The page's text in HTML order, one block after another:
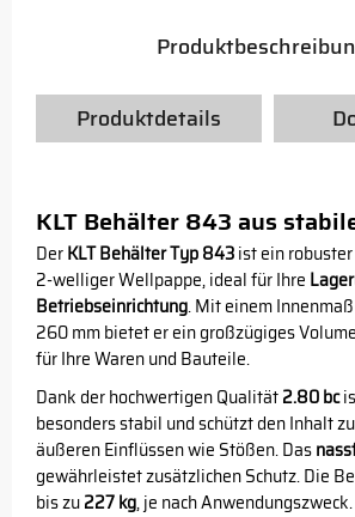
Produktdetails
KLT Behälter 843 aus
DerKLT Behälter Typ 843ist ein robuster
2-welliger Wellpappe, ideal für Ihre
Betriebseinrichtung. Mit einem
260 mm bietet er ein großzügiges
für Ihre Waren und Bauteile.
Dank der hochwertigen Qualität2.80 bc
besonders stabil und schützt den Inhalt
äußeren Einflüssen wie Stößen. Das
gewährleistet zusätzlichen Schutz. Die
bis zu227 kg, je nach Anwendungszweck.